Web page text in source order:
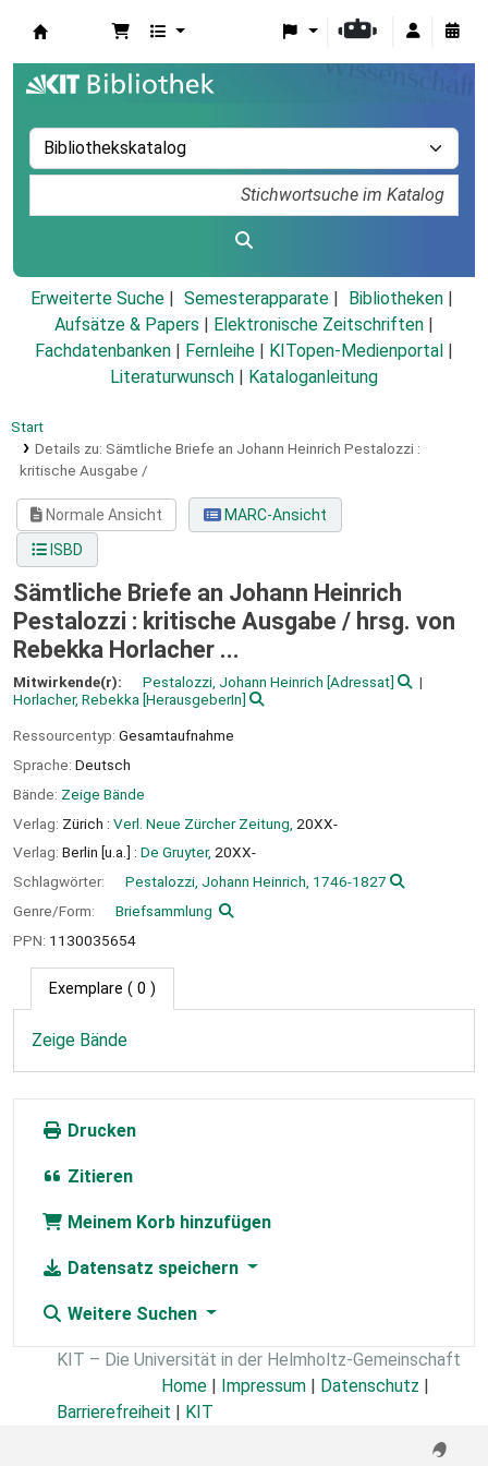
Erweiterte Suche Semesterapparate
Bibliotheken
Aufsätze & Papers
Elektronische Zeitschriften
Fachdatenbanken
Fernleihe KITopen-Medienportal
Literaturwunsch
Kataloganleitung
Start
Details zu: Sämtliche Briefe an Johann Heinrich Pestalozzi :
kritische Ausgabe /
Normale Ansicht
MARC-Ansicht
ISBD
Sämtliche Briefe an Johann Heinrich
Pestalozzi : kritische Ausgabe / hrsg. von
Rebekka Horlacher ...
Mitwirkende(r): Pestalozzi, Johann Heinrich [Adressat]
Horlacher, Rebekka [HerausgeberIn]
Ressourcentyp: Gesamtaufnahme
Sprache: Deutsch
Bände: Zeige Bände
Verlag: Zürich : Verl. Neue Zürcher Zeitung, 20XX-
Verlag: Berlin [u.a.] : De Gruyter, 20XX-
Schlagwörter:
Pestalozzi, Johann Heinrich, 1746-1827
Genre/Form:
Briefsammlung
PPN: 1130035654
Exemplare ( 0 )
Zeige Bände
Drucken
Zitieren
Meinem Korb hinzufügen
Datensatz speichern
Weitere Suchen
KIT – Die Universität in der Helmholtz-Gemeinschaft
Home | Impressum | Datenschutz |
Barrierefreiheit | KIT